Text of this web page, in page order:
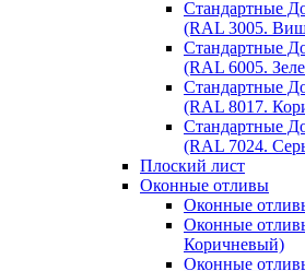
Стандартные
(RAL 3005.
Стандартные
(RAL 6005.
Стандартные
(RAL 8017.
Стандартные
(RAL 7024.
Плоский лист
Оконные отливы
Оконные
Оконные
Коричневый)
Оконные